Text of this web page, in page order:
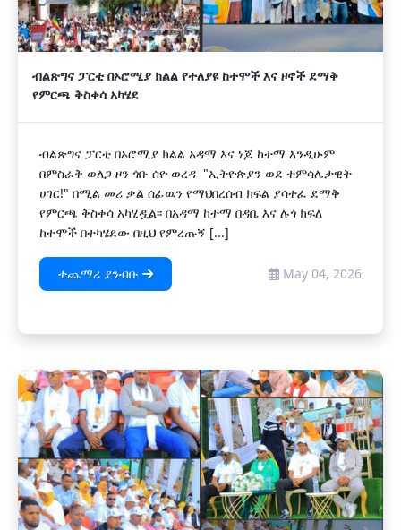
ብልጽግና ፓርቲ በኦሮሚያ ክልል የተለያዩ ከተሞች እና ዞኖች ደማቅ
የምርጫ ቅስቀሳ አካሄደ
ብልጽግና ፓርቲ በኦሮሚያ ክልል አዳማ እና ነጆ ከተማ እንዲሁም
በምስራቅ ወለጋ ዞን ጎቡ ሰዮ ወረዳ "ኢትዮጵያን ወደ ተምሳሌታዊት
ሀገር!" በሚል መሪ ቃል ሰፊዉን የማህበረሰብ ክፍል ያሳተፈ ደማቅ
የምርጫ ቅስቀሳ አካሂዷል፡፡ በአዳማ ከተማ በዳቤ እና ሉጎ ክፍለ
ከተሞች በተካሄደው በዚህ የምረጡኝ [...]
ተጨማሪ ያንብቡ May 04, 2026